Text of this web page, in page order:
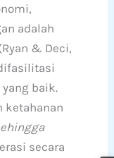
adalah
& Deci,
baik.
ketahanan
secara